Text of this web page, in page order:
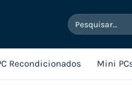
Pesquisar
por:
Recondicionados Mini